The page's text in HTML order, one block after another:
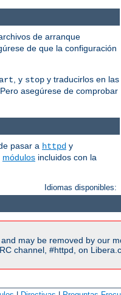
de arranque
de que la configuración
, y stop y traducirlos en las
asegúrese de comprobar
pasar a httpd y
módulos incluidos con la
Idiomas disponibles:
may be removed by our
channel, #httpd, on